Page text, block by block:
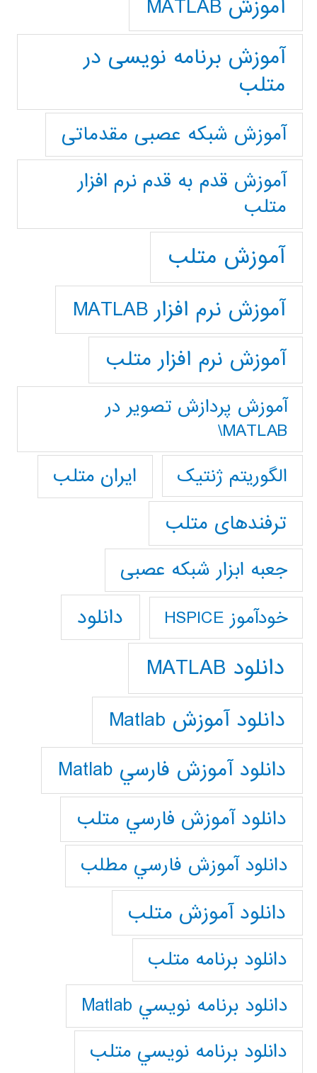
آموزش MATLAB
آموزش برنامه نویسی در
متلب
آموزش شبکه عصبی مقدماتی
آموزش قدم به قدم نرم افزار
متلب
آموزش متلب
آموزش نرم افزار MATLAB
آموزش نرم افزار متلب
آموزش پردازش تصوير در
MATLAB\
الگوریتم ژنتیک
ایران متلب
ترفندهای متلب
جعبه ابزار شبکه عصبی
خودآموز HSPICE دانلود
دانلود MATLAB
دانلود آموزش Matlab
دانلود آموزش فارسي Matlab
دانلود آموزش فارسي متلب
دانلود آموزش فارسي مطلب
دانلود آموزش متلب
دانلود برنامه متلب
دانلود برنامه نويسي Matlab
دانلود برنامه نويسي متلب